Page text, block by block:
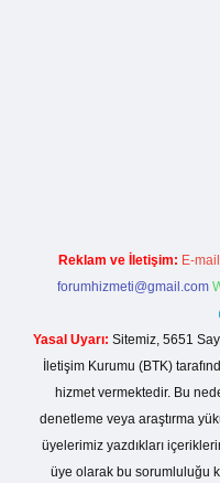
Reklam ve İletişim: E-
forumhizmeti@gmail.com
Yasal Uyarı: Sitemiz, 5651
İletişim Kurumu (BTK)
hizmet vermektedir. Bu
denetleme veya araştırma
üyelerimiz yazdıkları
üye olarak bu sorumluluğu